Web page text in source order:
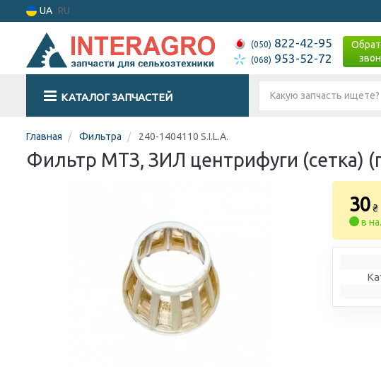
UA RU
(050) 822-42-95
(068) 953-52-72
КАТАЛОГ ЗАПЧАСТЕЙ
Главная Фильтра 240-1404110 S.I.L.A.
Фильтр МТЗ, ЗИЛ центрифуги (сетка)
30 ₴
в